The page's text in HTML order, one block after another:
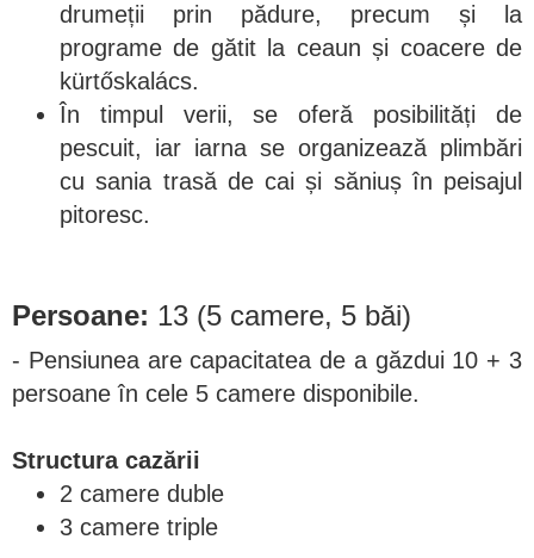
drumeții prin pădure, precum și la
programe de gătit la ceaun și coacere de
kürtőskalács.
În timpul verii, se oferă posibilități de
pescuit, iar iarna se organizează plimbări
cu sania trasă de cai și săniuș în peisajul
pitoresc.
Persoane: 13 (5 camere, 5 băi)
- Pensiunea are capacitatea de a găzdui 10 + 3
persoane în cele 5 camere disponibile.
Structura cazării
2 camere duble
3 camere triple